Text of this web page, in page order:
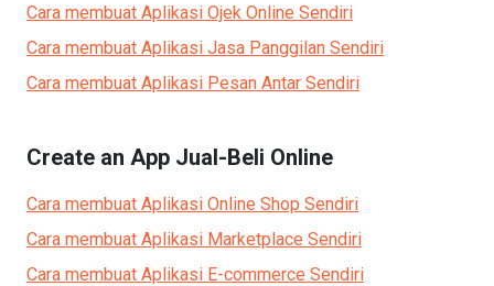
Cara membuat Aplikasi Ojek Online Sendiri
Cara membuat Aplikasi Jasa Panggilan Sendiri
Cara membuat Aplikasi Pesan Antar Sendiri
Create an App Jual-Beli Online
Cara membuat Aplikasi Online Shop Sendiri
Cara membuat Aplikasi Marketplace Sendiri
Cara membuat Aplikasi E-commerce Sendiri